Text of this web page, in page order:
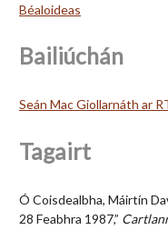
Béaloideas
Bailiúchán
Seán Mac Giollarnáth ar
Tagairt
Ó Coisdealbha, Máirtín
28 Feabhra 1987,”